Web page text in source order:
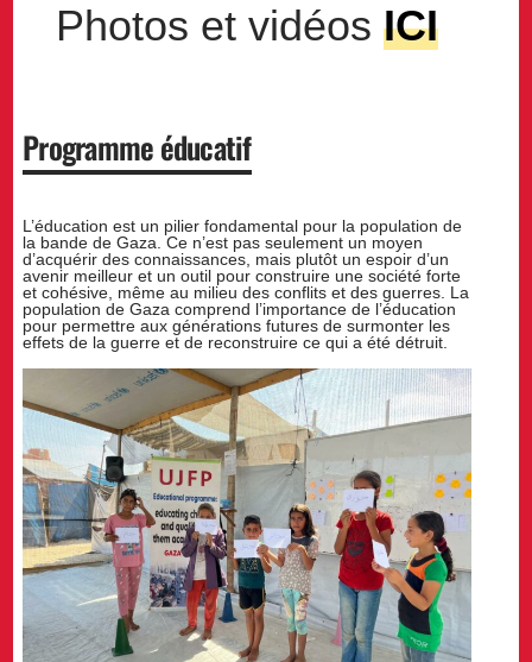
Photos et vidéos ICI
Programme éducatif
L’éducation est un pilier fondamental pour la population de
la bande de Gaza. Ce n’est pas seulement un moyen
d’acquérir des connaissances, mais plutôt un espoir d’un
avenir meilleur et un outil pour construire une société forte
et cohésive, même au milieu des conflits et des guerres. La
population de Gaza comprend l’importance de l’éducation
pour permettre aux générations futures de surmonter les
effets de la guerre et de reconstruire ce qui a été détruit.